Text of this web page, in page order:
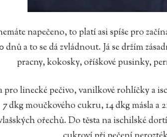
napečeno, to platí asi spíše pro
dnů a to se dá zvládnout. Já se držím
pracny, kokosky, oříškové pusinky,
pro linecké pečivo, vanilkové rohlíčky a
dkg moučkového cukru, 14 dkg másla
ořechů. Do těsta na ischilské